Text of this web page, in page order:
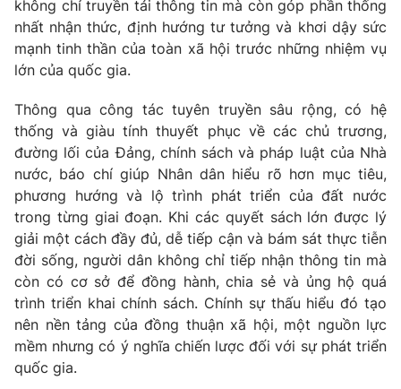
không chỉ truyền tải thông tin mà còn góp phần thống
nhất nhận thức, định hướng tư tưởng và khơi dậy sức
mạnh tinh thần của toàn xã hội trước những nhiệm vụ
lớn của quốc gia.
Thông qua công tác tuyên truyền sâu rộng, có hệ
thống và giàu tính thuyết phục về các chủ trương,
đường lối của Đảng, chính sách và pháp luật của Nhà
nước, báo chí giúp Nhân dân hiểu rõ hơn mục tiêu,
phương hướng và lộ trình phát triển của đất nước
trong từng giai đoạn. Khi các quyết sách lớn được lý
giải một cách đầy đủ, dễ tiếp cận và bám sát thực tiễn
đời sống, người dân không chỉ tiếp nhận thông tin mà
còn có cơ sở để đồng hành, chia sẻ và ủng hộ quá
trình triển khai chính sách. Chính sự thấu hiểu đó tạo
nên nền tảng của đồng thuận xã hội, một nguồn lực
mềm nhưng có ý nghĩa chiến lược đối với sự phát triển
quốc gia.